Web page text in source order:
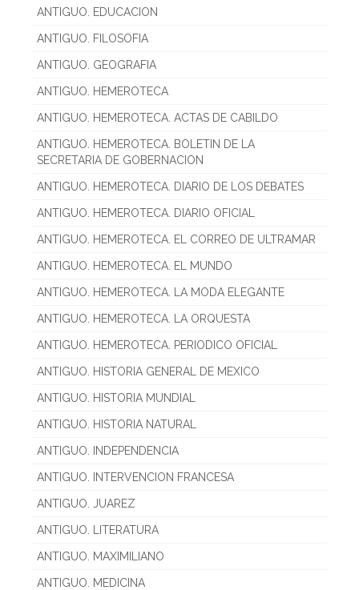
ANTIGUO. EDUCACION
ANTIGUO. FILOSOFIA
ANTIGUO. GEOGRAFIA
ANTIGUO. HEMEROTECA
ANTIGUO. HEMEROTECA. ACTAS DE CABILDO
ANTIGUO. HEMEROTECA. BOLETIN DE LA
SECRETARIA DE GOBERNACION
ANTIGUO. HEMEROTECA. DIARIO DE LOS DEBATES
ANTIGUO. HEMEROTECA. DIARIO OFICIAL
ANTIGUO. HEMEROTECA. EL CORREO DE ULTRAMAR
ANTIGUO. HEMEROTECA. EL MUNDO
ANTIGUO. HEMEROTECA. LA MODA ELEGANTE
ANTIGUO. HEMEROTECA. LA ORQUESTA
ANTIGUO. HEMEROTECA. PERIODICO OFICIAL
ANTIGUO. HISTORIA GENERAL DE MEXICO
ANTIGUO. HISTORIA MUNDIAL
ANTIGUO. HISTORIA NATURAL
ANTIGUO. INDEPENDENCIA
ANTIGUO. INTERVENCION FRANCESA
ANTIGUO. JUAREZ
ANTIGUO. LITERATURA
ANTIGUO. MAXIMILIANO
ANTIGUO. MEDICINA